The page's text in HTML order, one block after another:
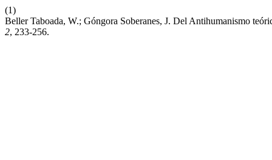
(1)
Beller Taboada, W.; Góngora Soberanes, J. Del Antihumanismo
2, 233-256.